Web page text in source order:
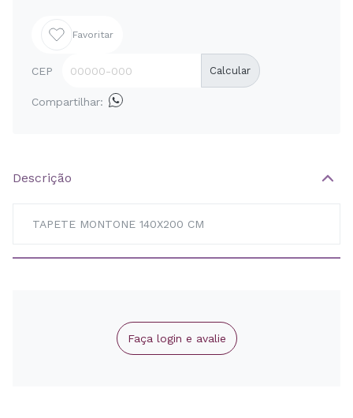
Favoritar
CEP Calcular
Compartilhar:
Descrição
TAPETE MONTONE 140X200 CM
Faça login e avalie